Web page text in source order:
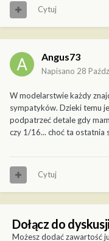
Cytuj
Angus73
Napisano 28
W modelarstwie każdy
sympatyków. Dzieki temu
podpatrzeć detale gdy
czy 1/16... choć ta ostatnia
Cytuj
Dołącz do dyskusji
Możesz dodać zawartość